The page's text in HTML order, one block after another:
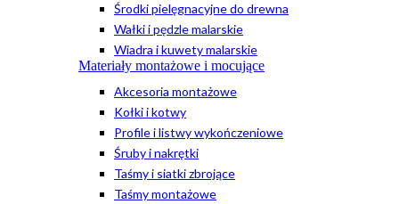
Środki pielęgnacyjne do drewna
Wałki i pędzle malarskie
Wiadra i kuwety malarskie
Materiały montażowe i mocujące
Akcesoria montażowe
Kołki i kotwy
Profile i listwy wykończeniowe
Śruby i nakrętki
Taśmy i siatki zbrojące
Taśmy montażowe